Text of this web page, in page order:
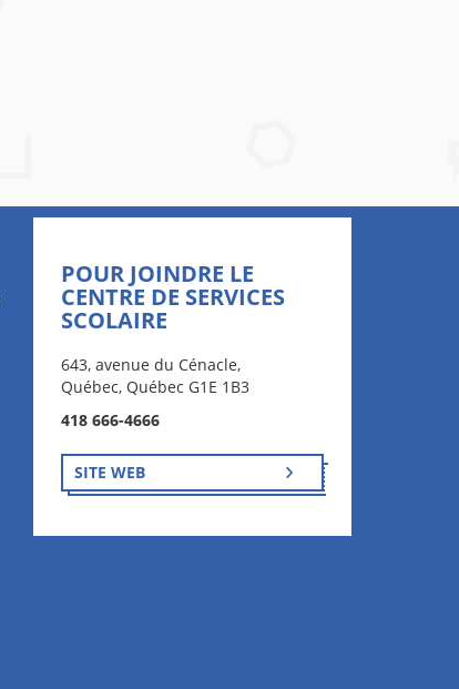
POUR JOINDRE LE
CENTRE DE SERVICES
SCOLAIRE
643, avenue du Cénacle,
Québec, Québec G1E 1B3
418 666-4666
SITE WEB